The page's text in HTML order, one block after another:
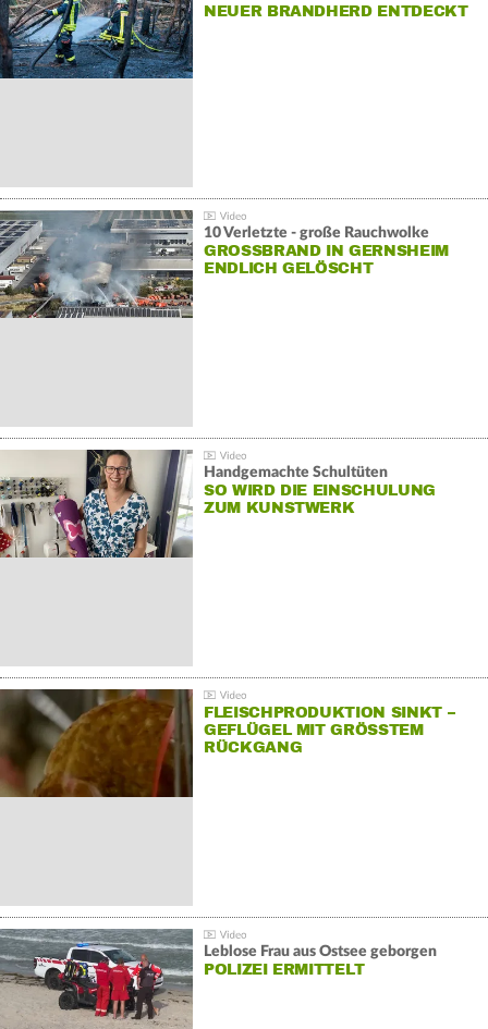
NEUER BRANDHERD ENTDECKT
10 Verletzte - große Rauchwolke
GROSSBRAND IN GERNSHEIM E
NDLICH GELÖSCHT
Handgemachte Schultüten
SO WIRD DIE EINSCHULUNG
ZUM KUNSTWERK
FLEISCHPRODUKTION SINKT –
GEFLÜGEL MIT GRÖSSTEM R
ÜCKGANG
Leblose Frau aus Ostsee geborgen
POLIZEI ERMITTELT